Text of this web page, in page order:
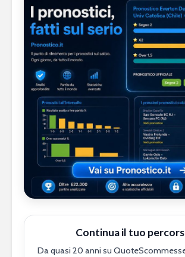
Continua il tuo
Da quasi 20 anni su